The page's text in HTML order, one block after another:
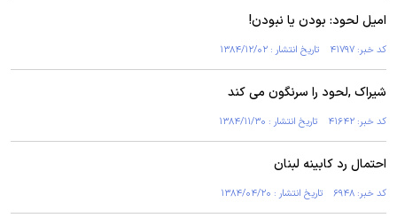
امیل لحود: بودن یا نبودن!
کد خبر: ۴۱۷۹۷ تاریخ انتشار : ۱۳۸۴/۱۲/۰۲
شیراک ,لحود را سرنگون می کند
کد خبر: ۴۱۶۴۲ تاریخ انتشار : ۱۳۸۴/۱۱/۳۰
احتمال رد کابینه لبنان
کد خبر: ۶۹۴۸ تاریخ انتشار : ۱۳۸۴/۰۴/۲۰